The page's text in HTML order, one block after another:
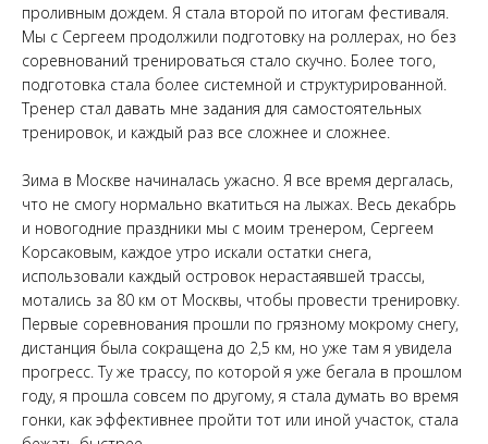
проливным дождем. Я стала второй по итогам фестиваля.
Мы с Сергеем продолжили подготовку на роллерах, но без
соревнований тренироваться стало скучно. Более того,
подготовка стала более системной и структурированной.
Тренер стал давать мне задания для самостоятельных
тренировок, и каждый раз все сложнее и сложнее.
Зима в Москве начиналась ужасно. Я все время дергалась,
что не смогу нормально вкатиться на лыжах. Весь декабрь
и новогодние праздники мы с моим тренером, Сергеем
Корсаковым, каждое утро искали остатки снега,
использовали каждый островок нерастаявшей трассы,
мотались за 80 км от Москвы, чтобы провести тренировку.
Первые соревнования прошли по грязному мокрому снегу,
дистанция была сокращена до 2,5 км, но уже там я увидела
прогресс. Ту же трассу, по которой я уже бегала в прошлом
году, я прошла совсем по другому, я стала думать во время
гонки, как эффективнее пройти тот или иной участок, стала